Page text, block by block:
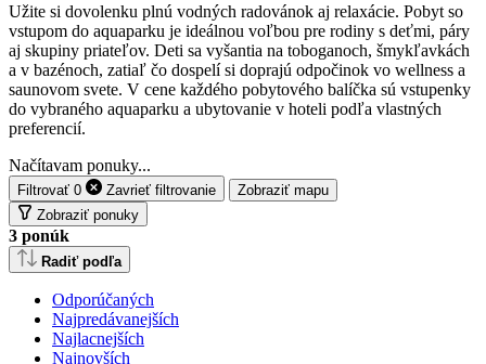
Užite si dovolenku plnú vodných radovánok aj relaxácie. Pobyt so
vstupom do aquaparku je ideálnou voľbou pre rodiny s deťmi, páry
aj skupiny priateľov. Deti sa vyšantia na toboganoch, šmykľavkách
a v bazénoch, zatiaľ čo dospelí si doprajú odpočinok vo wellness a
saunovom svete. V cene každého pobytového balíčka sú vstupenky
do vybraného aquaparku a ubytovanie v hoteli podľa vlastných
preferencií.
Načítavam ponuky...
Filtrovať 0 Zavrieť filtrovanie
Zobraziť mapu
Zobraziť ponuky
3 ponúk
Radiť podľa
Odporúčaných
Najpredávanejších
Najlacnejších
Najnovších